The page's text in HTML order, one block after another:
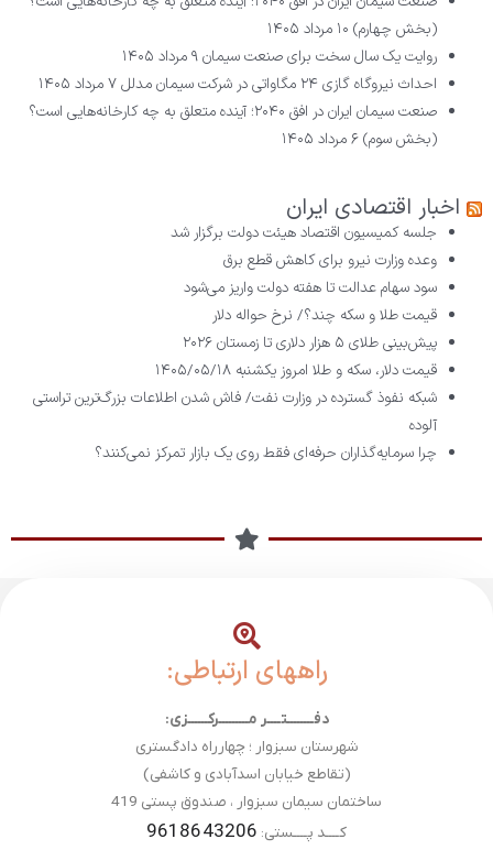
(بخش چهارم) ۱۰ مرداد ۱۴۰۵
روایت یک سال سخت برای صنعت سیمان۹ مرداد ۱۴۰۵
احداث نیروگاه گازی ۲۴ مگاواتی در شرکت سیمان مدلل
۷ مرداد ۱۴۰۵
صنعت سیمان ایران در افق ۲۰۴۰؛ آینده متعلق به چه کارخانه‌هایی است؟
(بخش سوم)۶ مرداد ۱۴۰۵
اخبار اقتصادی ایران
جلسه کمیسیون اقتصاد هیئت دولت برگزار شد
وعده وزارت نیرو برای کاهش قطع برق
سود سهام عدالت تا هفته دولت واریز می‌شود
قیمت طلا و سکه چند؟/ نرخ حواله دلار
پیش‌بینی طلای ۵ هزار دلاری تا زمستان ۲۰۲۶
قیمت دلار، سکه و طلا امروز یکشنبه ۱۴۰۵/۰۵/۱۸
شبکه نفوذ گسترده در وزارت نفت/ فاش شدن اطلاعات بزرگ‌ترین تراستی‌
آلوده
چرا سرمایه‌گذاران حرفه‌ای فقط روی یک بازار تمرکز نمی‌کنند؟
راههای ارتباطی:
دفــــــــتــــر مـــــــــرکــــــزی:
شهرستان سبزوار ؛ چهارراه دادگستری
(تقاطع خیابان اسدآبادی و کاشفی)
ساختمان سیمان سبزوار ، صندوق پستی 419
کــــد پــــستی: 9618643206